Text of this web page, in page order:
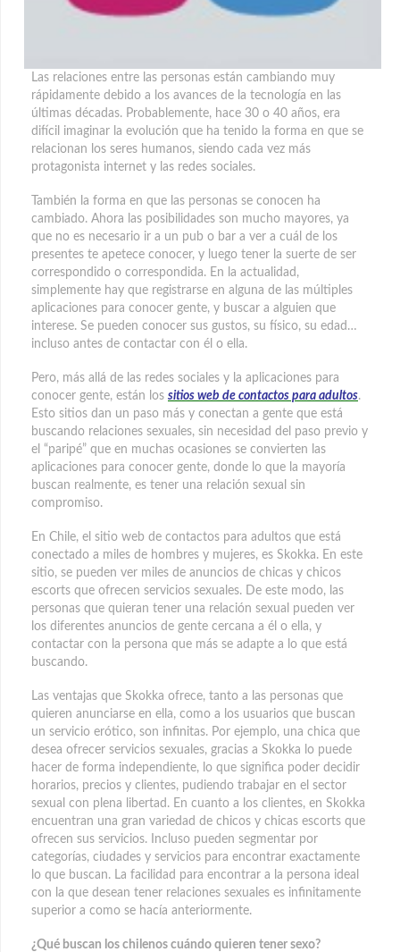
Las relaciones entre las personas están cambiando muy
rápidamente debido a los avances de la tecnología en las
últimas décadas. Probablemente, hace 30 o 40 años, era
difícil imaginar la evolución que ha tenido la forma en que se
relacionan los seres humanos, siendo cada vez más
protagonista internet y las redes sociales.
También la forma en que las personas se conocen ha
cambiado. Ahora las posibilidades son mucho mayores, ya
que no es necesario ir a un pub o bar a ver a cuál de los
presentes te apetece conocer, y luego tener la suerte de ser
correspondido o correspondida. En la actualidad,
simplemente hay que registrarse en alguna de las múltiples
aplicaciones para conocer gente, y buscar a alguien que
interese. Se pueden conocer sus gustos, su físico, su edad…
incluso antes de contactar con él o ella.
Pero, más allá de las redes sociales y la aplicaciones para
conocer gente, están los sitios web de contactos para adultos.
Esto sitios dan un paso más y conectan a gente que está
buscando relaciones sexuales, sin necesidad del paso previo y
el “paripé” que en muchas ocasiones se convierten las
aplicaciones para conocer gente, donde lo que la mayoría
buscan realmente, es tener una relación sexual sin
compromiso.
En Chile, el sitio web de contactos para adultos que está
conectado a miles de hombres y mujeres, es Skokka. En este
sitio, se pueden ver miles de anuncios de chicas y chicos
escorts que ofrecen servicios sexuales. De este modo, las
personas que quieran tener una relación sexual pueden ver
los diferentes anuncios de gente cercana a él o ella, y
contactar con la persona que más se adapte a lo que está
buscando.
Las ventajas que Skokka ofrece, tanto a las personas que
quieren anunciarse en ella, como a los usuarios que buscan
un servicio erótico, son infinitas. Por ejemplo, una chica que
desea ofrecer servicios sexuales, gracias a Skokka lo puede
hacer de forma independiente, lo que significa poder decidir
horarios, precios y clientes, pudiendo trabajar en el sector
sexual con plena libertad. En cuanto a los clientes, en Skokka
encuentran una gran variedad de chicos y chicas escorts que
ofrecen sus servicios. Incluso pueden segmentar por
categorías, ciudades y servicios para encontrar exactamente
lo que buscan. La facilidad para encontrar a la persona ideal
con la que desean tener relaciones sexuales es infinitamente
superior a como se hacía anteriormente.
¿Qué buscan los chilenos cuándo quieren tener sexo?